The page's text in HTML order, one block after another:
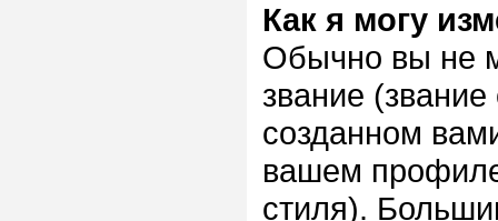
Как я могу
Обычно вы не
звание
созданном
вашем
стиля).